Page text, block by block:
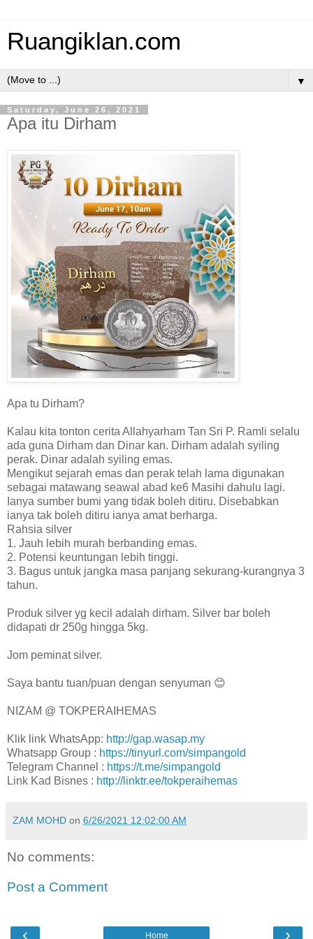
Ruangiklan.com
▼
Saturday, June 26, 2021
Apa itu Dirham
Apa tu Dirham?
Kalau kita tonton cerita Allahyarham Tan Sri P. Ramli selalu
ada guna Dirham dan Dinar kan. Dirham adalah syiling
perak. Dinar adalah syiling emas.
Mengikut sejarah emas dan perak telah lama digunakan
sebagai matawang seawal abad ke6 Masihi dahulu lagi.
Ianya sumber bumi yang tidak boleh ditiru. Disebabkan
ianya tak boleh ditiru ianya amat berharga.
Rahsia silver
1. Jauh lebih murah berbanding emas.
2. Potensi keuntungan lebih tinggi.
3. Bagus untuk jangka masa panjang sekurang-kurangnya 3
tahun.
Produk silver yg kecil adalah dirham. Silver bar boleh
didapati dr 250g hingga 5kg.
Jom peminat silver.
Saya bantu tuan/puan dengan senyuman 😊
NIZAM @ TOKPERAIHEMAS
Klik link WhatsApp: http://gap.wasap.my
Whatsapp Group : https://tinyurl.com/simpangold
Telegram Channel : https://t.me/simpangold
Link Kad Bisnes : http://linktr.ee/tokperaihemas
ZAM MOHD on 6/26/2021 12:02:00 AM
No comments:
Post a Comment
‹ ›
Home